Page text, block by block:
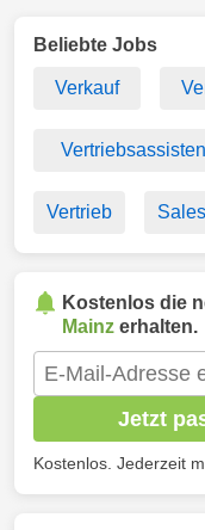
Beliebte Jobs
Verkauf
Vertrieb
Kostenlos die
Mainz erhalten.
Jetzt
Kostenlos. Jederzeit